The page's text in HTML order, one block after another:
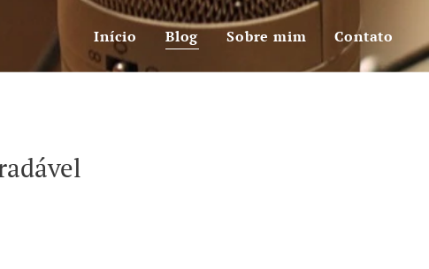
Início Blog Sobre mim Contato